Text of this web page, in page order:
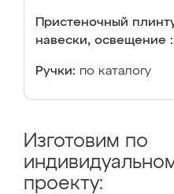
Пристеночный
навески, освещение :
Ручки: по каталогу
Изготовим по
проекту: